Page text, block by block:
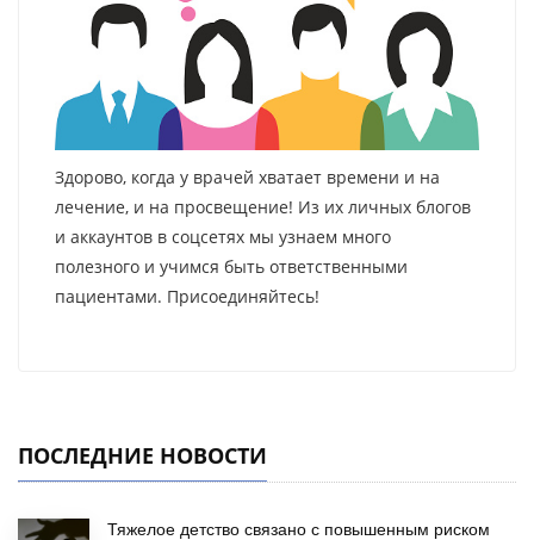
Здорово, когда у врачей хватает времени и на
лечение, и на просвещение! Из их личных блогов
и аккаунтов в соцсетях мы узнаем много
полезного и учимся быть ответственными
пациентами. Присоединяйтесь!
ПОСЛЕДНИЕ НОВОСТИ
Тяжелое детство связано с повышенным риском